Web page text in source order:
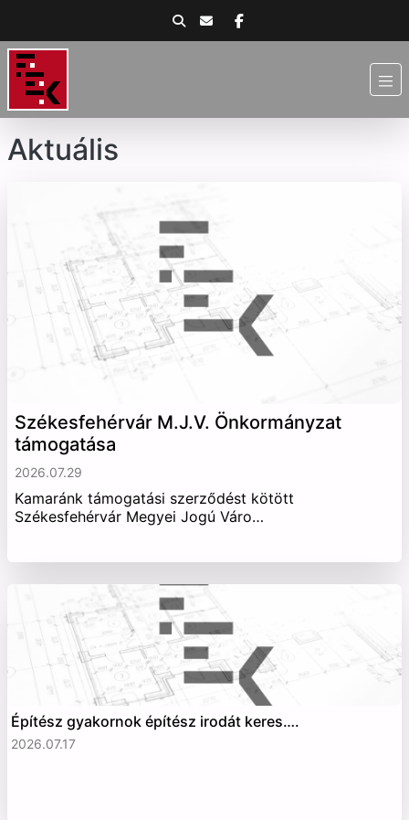
Aktuális
Székesfehérvár M.J.V. Önkormányzat
támogatása
2026.07.29
Kamaránk támogatási szerződést kötött
Székesfehérvár Megyei Jogú Váro…
Építész gyakornok építész irodát keres….
2026.07.17